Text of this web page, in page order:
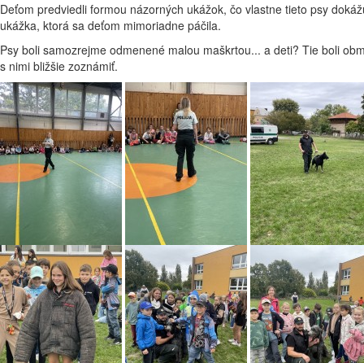
Deťom predviedli formou názorných ukážok, čo vlastne tieto psy
ukážka, ktorá sa deťom mimoriadne páčila.
Psy boli samozrejme odmenené malou maškrtou... a deti? Tie boli
s nimi bližšie zoznámiť.